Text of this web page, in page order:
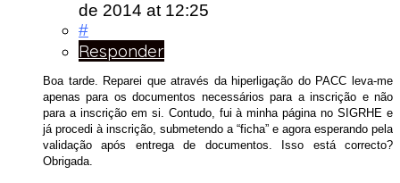
de 2014 at 12:25
#
Responder
Boa tarde. Reparei que através da hiperligação do PACC leva-me
apenas para os documentos necessários para a inscrição e não
para a inscrição em si. Contudo, fui à minha página no SIGRHE e
já procedi à inscrição, submetendo a “ficha” e agora esperando pela
validação após entrega de documentos. Isso está correcto?
Obrigada.